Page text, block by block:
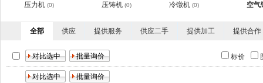
压力机 (0) 压铸机 (0) 冷镦机 (0) 空气
全部 供应 提供服务 供应二手 提供加工 提供合作
标价